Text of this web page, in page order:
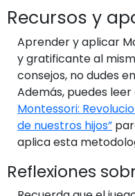
Recursos y
Aprender y aplicar
y gratificante al
consejos, no dudes
Además, puedes
Montessori:
de nuestros hijos”
aplica esta
Reflexiones